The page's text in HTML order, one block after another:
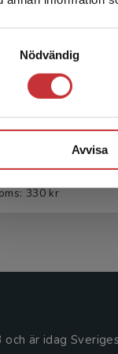
Nödvändig
Avvisa
- Wirbing, P
330 kr
är idag Sveriges